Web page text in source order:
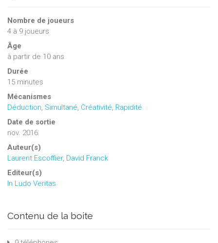
Nombre de joueurs
4 à 9 joueurs
Âge
à partir de 10 ans
Durée
15 minutes
Mécanismes
Déduction, Simultané, Créativité, Rapidité
Date de sortie
nov. 2016
Auteur(s)
Laurent Escoffier, David Franck
Editeur(s)
In Ludo Veritas
Contenu de la boite